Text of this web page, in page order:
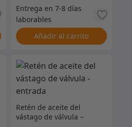
Añadir al carrito
Retén de aceite del
vástago de válvula –